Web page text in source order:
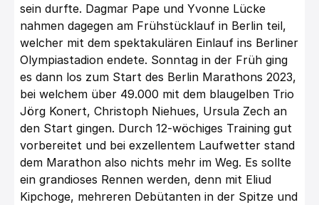
sein durfte. Dagmar Pape und Yvonne Lücke
nahmen dagegen am Frühstücklauf in Berlin teil,
welcher mit dem spektakulären Einlauf ins Berliner
Olympiastadion endete. Sonntag in der Früh ging
es dann los zum Start des Berlin Marathons 2023,
bei welchem über 49.000 mit dem blaugelben Trio
Jörg Konert, Christoph Niehues, Ursula Zech an
den Start gingen. Durch 12-wöchiges Training gut
vorbereitet und bei exzellentem Laufwetter stand
dem Marathon also nichts mehr im Weg. Es sollte
ein grandioses Rennen werden, denn mit Eliud
Kipchoge, mehreren Debütanten in der Spitze und